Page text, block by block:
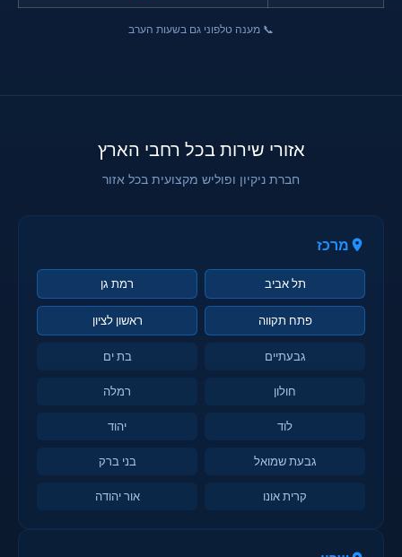
📞 מענה טלפוני גם בשעות הערב
אזורי שירות בכל רחבי הארץ
חברת ניקיון ופוליש מקצועית בכל אזור
מרכז
תל אביב רמת גן
פתח תקווה ראשון לציון
גבעתיים בת ים
חולון רמלה
לוד יהוד
גבעת שמואל בני ברק
קרית אונו אור יהודה